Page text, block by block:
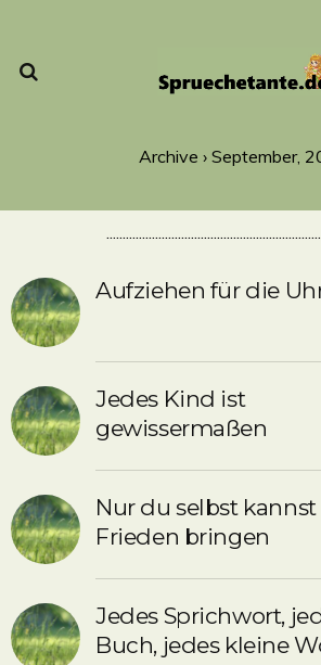
Archive › September,
Aufziehen für die
Jedes Kind ist
gewissermaßen
Nur du selbst
Frieden bringen
Jedes Sprichwort,
Buch, jedes kleine